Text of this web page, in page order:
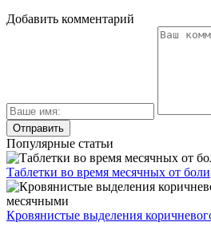
Добавить комментарий
Популярные статьи
Таблетки во время месячных от боли
Кровянистые выделения